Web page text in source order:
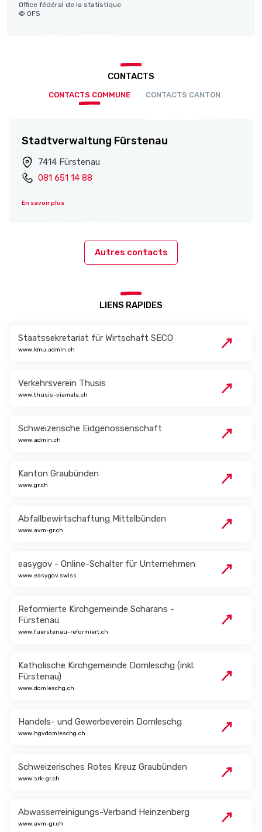
Office fédéral de la statistique
© OFS
CONTACTS
CONTACTS COMMUNE CONTACTS CANTON
Stadtverwaltung Fürstenau
7414 Fürstenau
081 651 14 88
En savoir plus
Autres contacts
LIENS RAPIDES
Staatssekretariat für Wirtschaft SECO
www.kmu.admin.ch
Verkehrsverein Thusis
www.thusis-viamala.ch
Schweizerische Eidgenossenschaft
www.admin.ch
Kanton Graubünden
www.gr.ch
Abfallbewirtschaftung Mittelbünden
www.avm-gr.ch
easygov - Online-Schalter für Unternehmen
www.easygov.swiss
Reformierte Kirchgemeinde Scharans -
Fürstenau
www.fuerstenau-reformiert.ch
Katholische Kirchgemeinde Domleschg (inkl.
Fürstenau)
www.domleschg.ch
Handels- und Gewerbeverein Domleschg
www.hgvdomleschg.ch
Schweizerisches Rotes Kreuz Graubünden
www.srk-gr.ch
Abwasserreinigungs-Verband Heinzenberg
www.avm-gr.ch